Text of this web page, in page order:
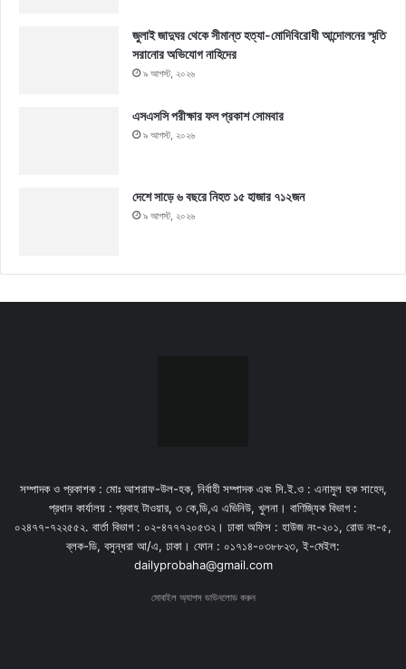
জুলাই জাদুঘর থেকে সীমান্ত হত্যা-মোদিবিরোধী আন্দোলনের স্মৃতি
সরানোর অভিযোগ নাহিদের
৯ আগস্ট, ২০২৬
এসএসসি পরীক্ষার ফল প্রকাশ সোমবার
৯ আগস্ট, ২০২৬
দেশে সাড়ে ৬ বছরে নিহত ১৫ হাজার ৭১২জন
৯ আগস্ট, ২০২৬
সম্পাদক ও প্রকাশক : মোঃ আশরাফ-উল-হক, নির্বাহী সম্পাদক এবং সি.ই.ও : এনামুল হক সাহেদ,
প্রধান কার্যালয় : প্রবাহ টাওয়ার, ৩ কে,ডি,এ এভিনিউ, খুলনা। বাণিজ্যিক বিভাগ :
০২৪৭৭-৭২২৫৫২. বার্তা বিভাগ : ০২-৪৭৭৭২০৫৩২। ঢাকা অফিস : হাউজ নং-২০১, রোড নং-৫,
ব্লক-ডি, বসুন্ধরা আ/এ, ঢাকা। ফোন : ০১৭১৪-০৩৮৮২৩, ই-মেইল:
dailyprobaha@gmail.com
মোবাইল অ্যাপস ডাউনলোড করুন